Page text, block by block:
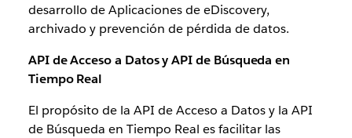
desarrollo de Aplicaciones de eDiscovery,
archivado y prevención de pérdida de datos.
API de Acceso a Datos y API de Búsqueda en
Tiempo Real
El propósito de la API de Acceso a Datos y la API
de Búsqueda en Tiempo Real es facilitar las